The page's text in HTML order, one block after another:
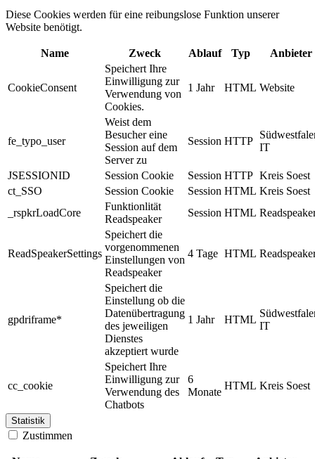
Diese Cookies werden für eine reibungslose Funktion unserer
Website benötigt.
Name Zweck Ablauf Typ Anbieter
CookieConsent
Speichert Ihre
Einwilligung zur
Verwendung von
Cookies.
1 Jahr HTML Website
fe_typo_user
Weist dem
Besucher eine
Session auf dem
Server zu
Session HTTP
IT
JSESSIONID Session Cookie Session HTTP Kreis Soest
ct_SSO
Session Cookie Session HTML Kreis Soest
_rspkrLoadCore
Funktionlität
Readspeaker
Session HTML
ReadSpeakerSettings
Speichert die
vorgenommenen
Einstellungen von
Readspeaker
4 Tage HTML
gpdriframe*
Speichert die
Einstellung ob die
Datenübertragung
des jeweiligen
Dienstes
akzeptiert wurde
1 Jahr HTML
IT
cc_cookie
Speichert Ihre
Einwilligung zur
Verwendung des
Chatbots
6
Monate
HTML Kreis Soest
Statistik
Zustimmen